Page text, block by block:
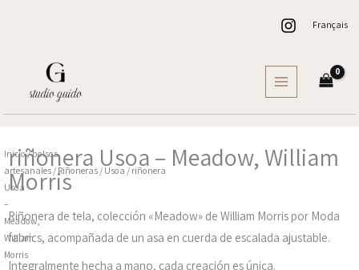
Français
Inicio/bolsos
artesanales /Riñoneras / Usoa / riñonera
Usoa
–
Meadow,
William
Morris
riñonera Usoa – Meadow, William
Morris
Riñonera de tela, colección «Meadow» de William Morris por Moda
fabrics, acompañada de un asa en cuerda de escalada ajustable.
Integralmente hecha a mano, cada creación es única.